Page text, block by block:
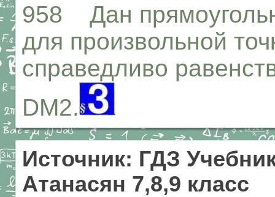
958 Дан
для произвольной
справедливо
DM2.
Источник: ГДЗ
Атанасян 7,8,9 класс